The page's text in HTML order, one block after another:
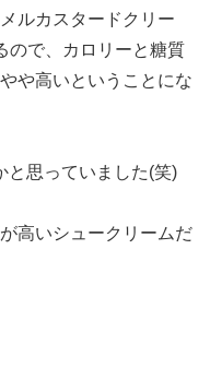
ルカスタードクリー
ので、カロリーと糖質
や高いということにな
と思っていました(笑)
高いシュークリームだ